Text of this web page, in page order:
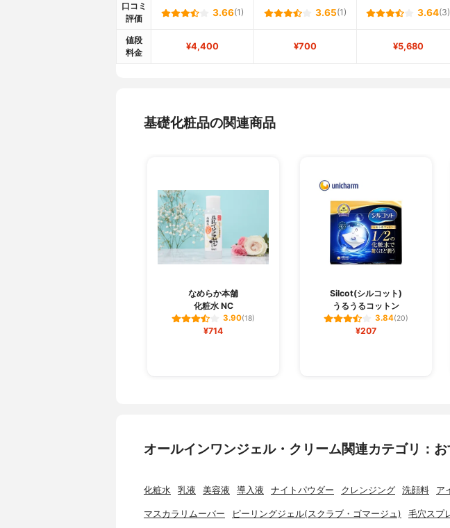
口コミ
評価
3.66(1) 3.65(1) 3.64(3)
値段
料金
¥4,400 ¥700 ¥5,680
基礎化粧品の関連商品
なめらか本舗
化粧水 NC
3.90(18)
¥714
Silcot(シルコット)
うるうるコットン
3.84(20)
¥207
オールインワンジェル・クリーム関連カテゴリ：
化粧水 乳液 美容液 導入液 ナイトパウダー クレンジング 洗顔料 ア
マスカラリムーバー ピーリングジェル(スクラブ・ゴマージュ) 毛穴スプ